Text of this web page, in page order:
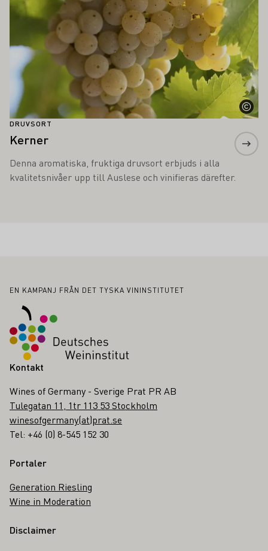
DRUVSORT
Kerner
Denna aromatiska, fruktiga druvsort erbjuds i alla
kvalitetsnivåer upp till Auslese och vinifieras därefter.
Sidfot
EN KAMPANJ FRÅN DET TYSKA VININSTITUTET
Kontakt
Wines of Germany - Sverige Prat PR AB
Tulegatan 11, 1tr 113 53 Stockholm
winesofgermany(at)prat.se
Tel: +46 (0) 8-545 152 30
Portaler
Generation Riesling
Wine in Moderation
Disclaimer